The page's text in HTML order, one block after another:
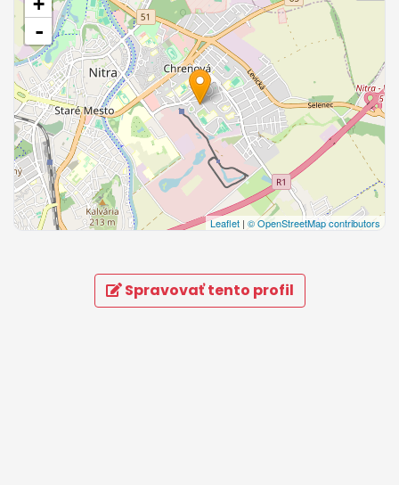
-
Leaflet | © OpenStreetMap contributors
Spravovať tento profil